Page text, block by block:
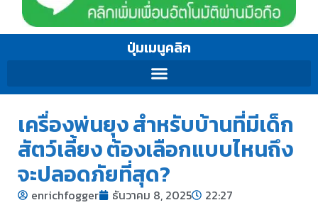
ปุ่มเมนูคลิก
เครื่องพ่นยุง สำหรับบ้านที่มีเด็ก
สัตว์เลี้ยง ต้องเลือกแบบไหนถึง
จะปลอดภัยที่สุด?
enrichfogger ธันวาคม 8, 2025 22:27